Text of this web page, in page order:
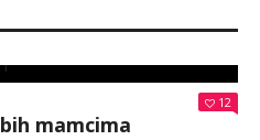
12
mamcima